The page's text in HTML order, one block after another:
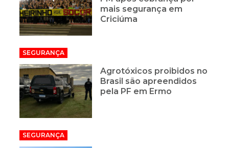
mais segurança em
Criciúma
SEGURANÇA
Agrotóxicos proibidos no
Brasil são apreendidos
pela PF em Ermo
SEGURANÇA